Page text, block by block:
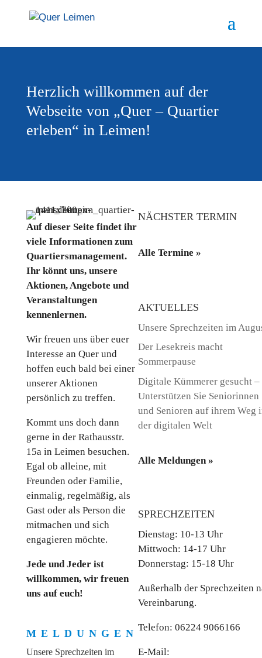
Herzlich willkommen auf der
Webseite von „Quer – Quartier
erleben“ in Leimen!
Auf dieser Seite findet ihr
viele Informationen zum
Quartiersmanagement.
Ihr könnt uns, unsere
Aktionen, Angebote und
Veranstaltungen
kennenlernen.
Wir freuen uns über euer
Interesse an Quer und
hoffen euch bald bei einer
unserer Aktionen
persönlich zu treffen.
Kommt uns doch dann
gerne in der Rathausstr.
15a in Leimen besuchen.
Egal ob alleine, mit
Freunden oder Familie,
einmalig, regelmäßig, als
Gast oder als Person die
mitmachen und sich
engagieren möchte.
Jede und Jeder ist
willkommen, wir freuen
uns auf euch!
MELDUNGEN
Unsere Sprechzeiten im
NÄCHSTER TERMIN
Alle Termine »
AKTUELLES
Unsere Sprechzeiten im
Der Lesekreis macht
Sommerpause
Digitale Kümmerer gesucht –
Unterstützen Sie Seniorinnen
und Senioren auf ihrem Weg
der digitalen Welt
Alle Meldungen »
SPRECHZEITEN
Dienstag: 10-13 Uhr
Mittwoch: 14-17 Uhr
Donnerstag: 15-18 Uhr
Außerhalb der Sprechzeiten
Vereinbarung.
Telefon: 06224 9066166
E-Mail: